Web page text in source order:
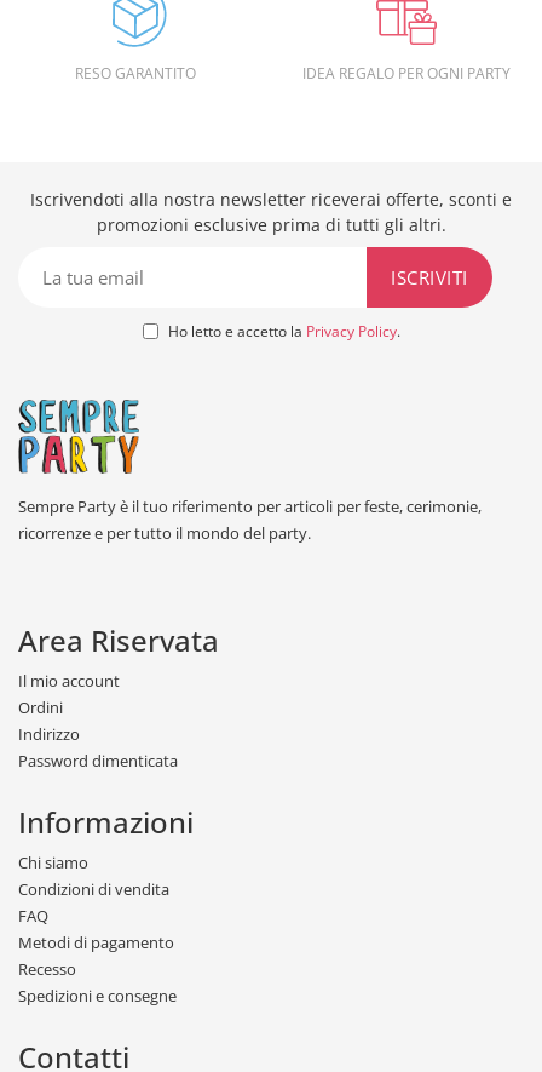
RESO GARANTITO IDEA REGALO PER OGNI PARTY
Iscrivendoti alla nostra newsletter riceverai offerte, sconti e
promozioni esclusive prima di tutti gli altri.
Ho letto e accetto la Privacy Policy.
Sempre Party è il tuo riferimento per articoli per feste, cerimonie,
ricorrenze e per tutto il mondo del party.
Area Riservata
Il mio account
Ordini
Indirizzo
Password dimenticata
Informazioni
Chi siamo
Condizioni di vendita
FAQ
Metodi di pagamento
Recesso
Spedizioni e consegne
Contatti